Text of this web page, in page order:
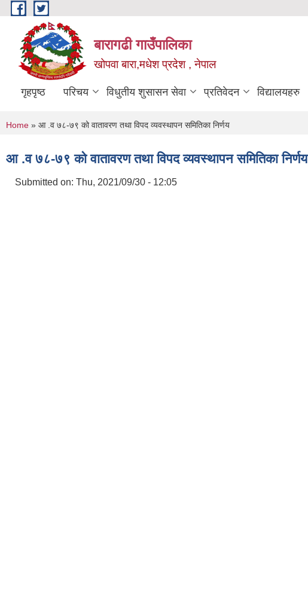
Skip to main content
बारागढी गाउँपालिका
खोपवा बारा,मधेश प्रदेश , नेपाल
गृहपृष्ठ परिचय विधुतीय शुसासन सेवा प्रतिवेदन विद्यालयहरु
You are here
Home » आ .व ७८-७९ को वातावरण तथा विपद व्यवस्थापन समितिका निर्णय
आ .व ७८-७९ को वातावरण तथा विपद व्यवस्थापन समितिका निर्णय
Submitted on: Thu, 2021/09/30 - 12:05